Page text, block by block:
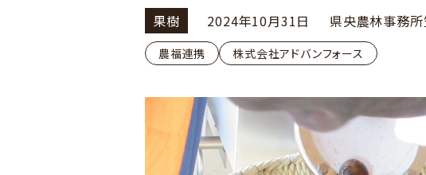
果樹 2024年10月31日 県央農林事務
農福連携 株式会社アドバンフォース